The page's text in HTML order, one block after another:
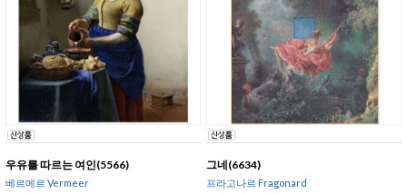
우유를 따르는 여인(5566)
베르메르 Vermeer
그네(6634)
프라고나르 Fragonard